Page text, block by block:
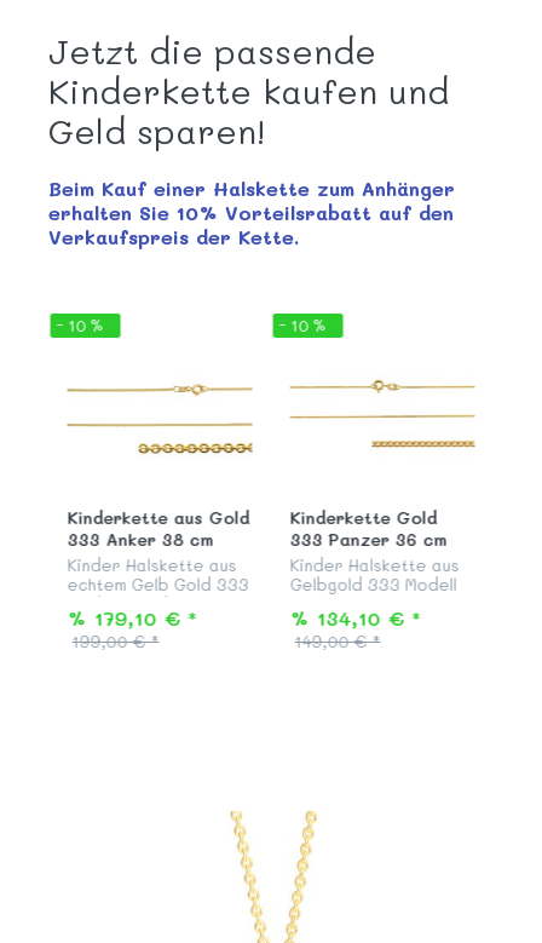
- 10 %
Kinderkette aus Gold
333 Anker 38 cm
Kinder Halskette aus
echtem Gelb Gold 333
Modell "Rundanker", 38
cm lang, mit
Federringverschluss
% 179,10 € *
199,00 € *
- 10 %
Kinderkette Gold
333 Panzer 36 cm
Kinder Halskette aus
Gelbgold 333 Modell
zweiseitig
diamantiert, Länge 36
% 134,10 € *
149,00 € *
Jetzt die passende
Kinderkette kaufen und
Geld sparen!
Beim Kauf einer Halskette zum Anhänger
erhalten Sie 10% Vorteilsrabatt auf den
Verkaufspreis der Kette.